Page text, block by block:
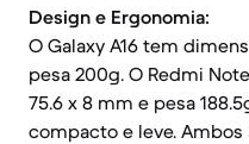
Design e Ergonomia:
O Galaxy A16 tem
pesa 200g. O Redmi
75.6 x 8 mm e pesa
compacto e leve.